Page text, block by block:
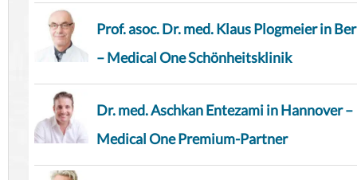
Prof. asoc. Dr. med. Klaus Plogmeier in
– Medical One Schönheitsklinik
Dr. med. Aschkan Entezami in Hannover –
Medical One Premium-Partner